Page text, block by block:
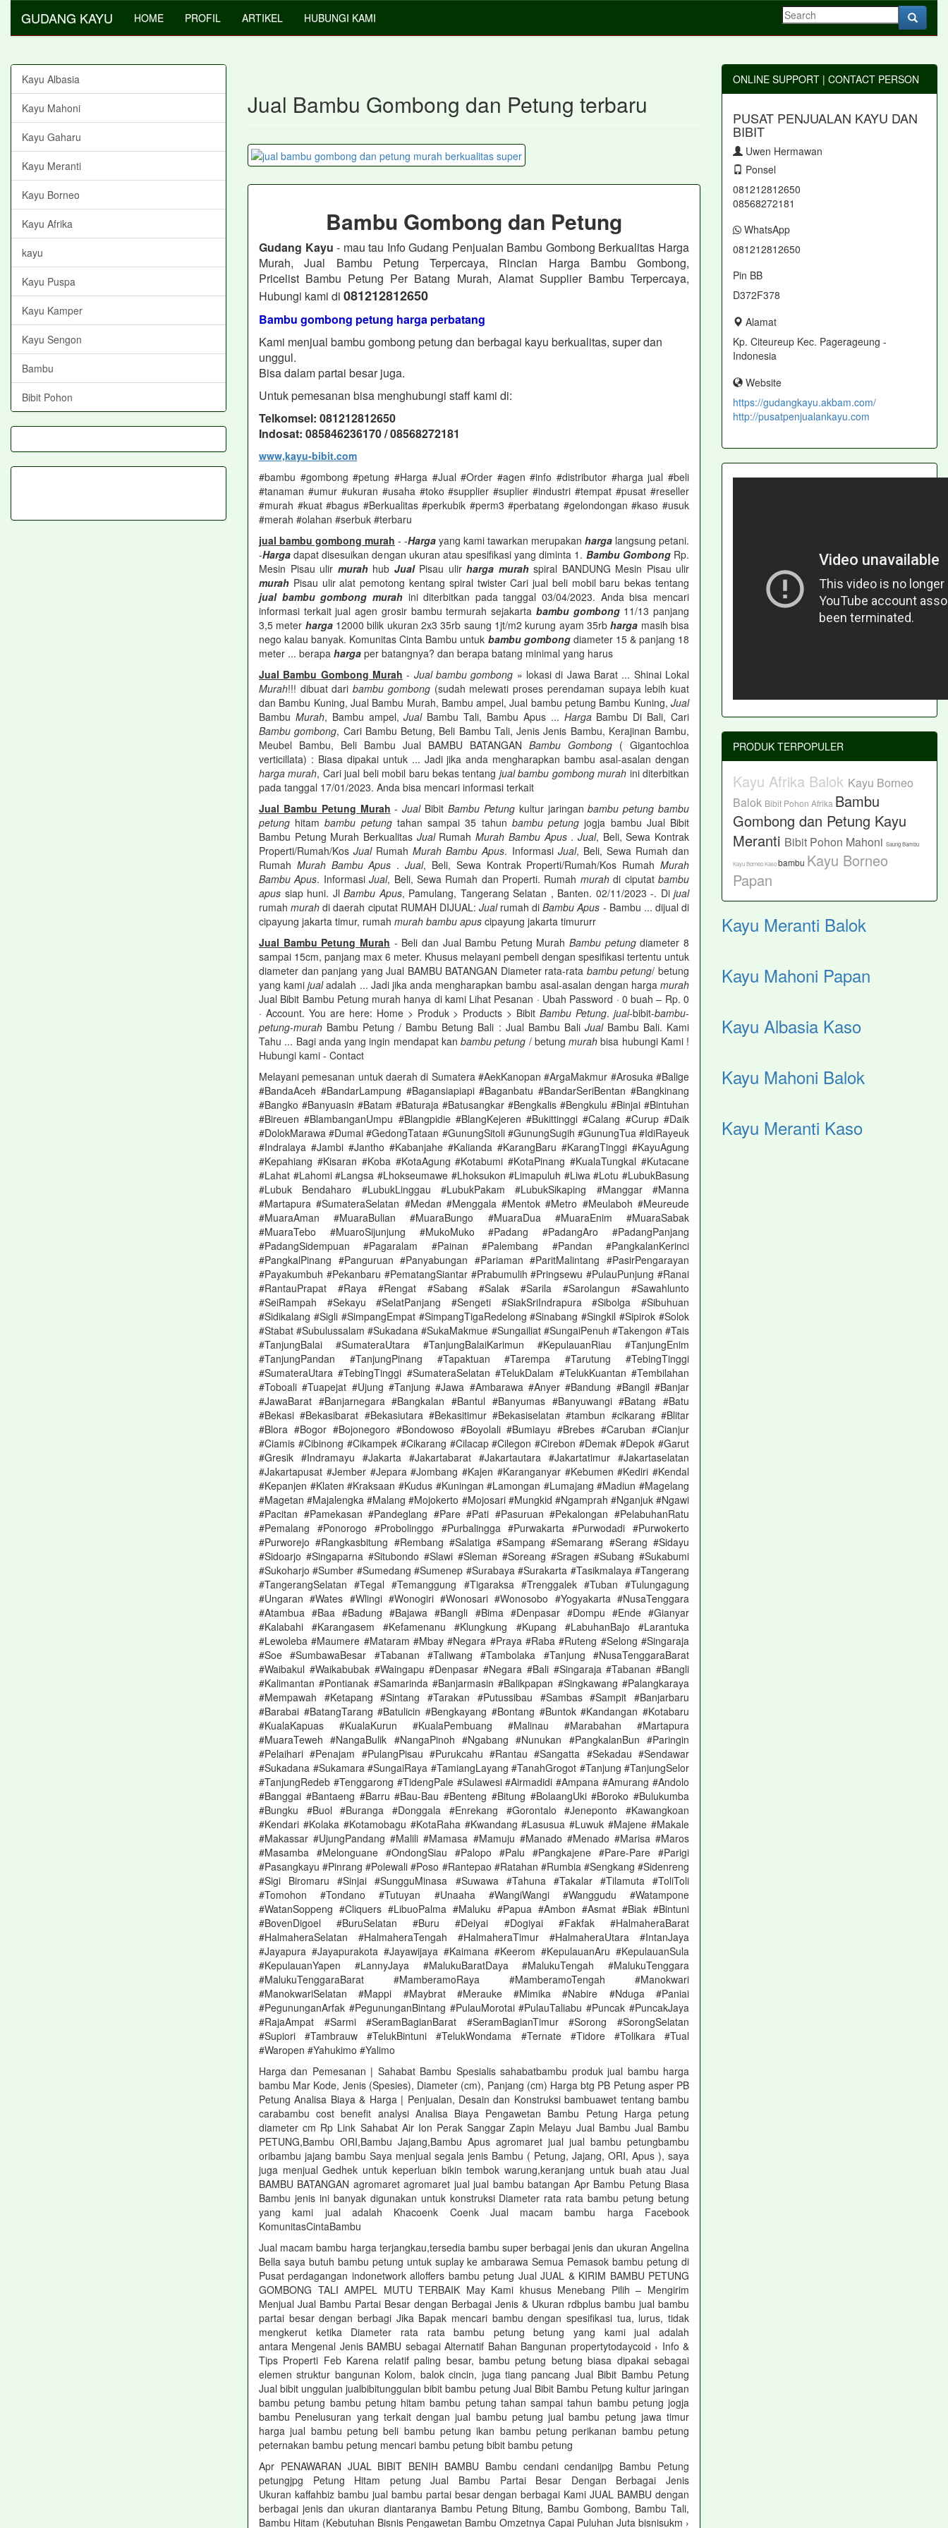
GUDANG KAYU HOME PROFIL ARTIKEL HUBUNGI KAMI
Jual Bambu Gombong dan Petung terbaru
Bambu Gombong dan Petung
Gudang Kayu - mau tau Info Gudang Penjualan Bambu Gombong Berkualitas Harga
Murah, Jual Bambu Petung Terpercaya, Rincian Harga Bambu Gombong,
Pricelist Bambu Petung Per Batang Murah, Alamat Supplier Bambu Terpercaya,
Hubungi kami di 081212812650
Bambu gombong petung harga perbatang
Kami menjual bambu gombong petung dan berbagai kayu berkualitas, super dan
unggul.
Bisa dalam partai besar juga.
Untuk pemesanan bisa menghubungi staff kami di:
Telkomsel: 081212812650
Indosat: 085846236170 / 08568272181
www,kayu-bibit.com
#bambu #gombong #petung #Harga #Jual #Order #agen #info #distributor #harga jual #beli
#tanaman #umur #ukuran #usaha #toko #supplier #suplier #industri #tempat #pusat #reseller
#murah #kuat #bagus #Berkualitas #perkubik #perm3 #perbatang #gelondongan #kaso #usuk
#merah #olahan #serbuk #terbaru
jual bambu gombong murah - -Harga yang kami tawarkan merupakan harga langsung petani.
-Harga dapat disesuikan dengan ukuran atau spesifikasi yang diminta 1. Bambu GombongRp.
Mesin Pisau ulir murahhub JualPisau ulir harga murahspiral BANDUNG Mesin Pisau ulir
murah Pisau ulir alat pemotong kentang spiral twister Cari jual beli mobil baru bekas tentang
jual bambu gombong murahini diterbitkan pada tanggal 03/04/2023. Anda bisa mencari
informasi terkait jual agen grosir bambu termurah sejakarta bambu gombong11/13 panjang
3,5 meter harga12000 bilik ukuran 2x3 35rb saung 1jt/m2 kurung ayam 35rbharga masih bisa
nego kalau banyak. Komunitas Cinta Bambu untuk bambu gombongdiameter 15 & panjang 18
meter ... berapa harga per batangnya? dan berapa batang minimal yang harus
Jual Bambu Gombong Murah - Jual bambu gombong » lokasi di Jawa Barat ... Shinai Lokal
Murah!!! dibuat daribambu gombong(sudah melewati proses perendaman supaya lebih kuat
dan Bambu Kuning, Jual Bambu Murah, Bambu ampel, Jual bambu petung Bambu Kuning, Jual
Bambu Murah, Bambu ampel,JualBambu Tali, Bambu Apus ... HargaBambu Di Bali, Cari
Bambu gombong, Cari Bambu Betung, Beli Bambu Tali, Jenis Jenis Bambu, Kerajinan Bambu,
Meubel Bambu, Beli Bambu Jual BAMBU BATANGAN Bambu Gombong ( Gigantochloa
verticillata) : Biasa dipakai untuk ... Jadi jika anda mengharapkan bambu asal-asalan dengan
harga murah, Cari jual beli mobil baru bekas tentang jual bambu gombong murah ini diterbitkan
pada tanggal 17/01/2023. Anda bisa mencari informasi terkait
Jual Bambu Petung Murah -JualBibit Bambu Petungkultur jaringanbambu petung bambu
petung hitambambu petungtahan sampai 35 tahun bambu petung jogja bambu Jual Bibit
Bambu Petung Murah Berkualitas JualRumahMurah Bambu Apus. Jual, Beli, Sewa Kontrak
Properti/Rumah/KosJualRumahMurah Bambu Apus. Informasi Jual, Beli, Sewa Rumah dan
Rumah Murah Bambu Apus .Jual, Beli, Sewa Kontrak Properti/Rumah/Kos RumahMurah
Bambu Apus. InformasiJual, Beli, Sewa Rumah dan Properti. Rumah murahdi ciputatbambu
apus siap huni. Jl Bambu Apus, Pamulang, Tangerang Selatan , Banten. 02/11/2023 -. Di jual
rumahmurah di daerah ciputat RUMAH DIJUAL: Jualrumah diBambu Apus - Bambu ... dijual di
cipayung jakarta timur, rumah murah bambu apus cipayung jakarta timururr
Jual Bambu Petung Murah - Beli dan Jual Bambu Petung MurahBambu petungdiameter 8
sampai 15cm, panjang max 6 meter. Khusus melayani pembeli dengan spesifikasi tertentu untuk
diameter dan panjang yang Jual BAMBU BATANGAN Diameter rata-rata bambu petung/ betung
yang kamijualadalah ... Jadi jika anda mengharapkan bambu asal-asalan dengan hargamurah
Jual Bibit Bambu Petung murah hanya di kami Lihat Pesanan · Ubah Password · 0 buah – Rp. 0
· Account. You are here: Home > Produk > Products > BibitBambu Petung.jual-bibit-bambu-
petung-murah Bambu Petung / Bambu Betung Bali : Jual Bambu Bali JualBambu Bali. Kami
Tahu ... Bagi anda yang ingin mendapat kan bambu petung / betung murah bisa hubungi Kami !
Hubungi kami - Contact
Melayani pemesanan untuk daerah di Sumatera #AekKanopan #ArgaMakmur #Arosuka #Balige
#BandaAceh #BandarLampung #Bagansiapiapi #Baganbatu #BandarSeriBentan #Bangkinang
#Bangko #Banyuasin #Batam #Baturaja #Batusangkar #Bengkalis #Bengkulu #Binjai #Bintuhan
#Bireuen #BlambanganUmpu #Blangpidie #BlangKejeren #Bukittinggi #Calang #Curup #Daik
#DolokMarawa #Dumai #GedongTataan #GunungSitoli #GunungSugih #GunungTua #IdiRayeuk
#Indralaya #Jambi #Jantho #Kabanjahe #Kalianda #KarangBaru #KarangTinggi #KayuAgung
#Kepahiang #Kisaran #Koba #KotaAgung #Kotabumi #KotaPinang #KualaTungkal #Kutacane
#Lahat #Lahomi #Langsa #Lhokseumawe #Lhoksukon #Limapuluh #Liwa #Lotu #LubukBasung
#Lubuk Bendaharo #LubukLinggau #LubukPakam #LubukSikaping #Manggar #Manna
#Martapura #SumateraSelatan #Medan #Menggala #Mentok #Metro #Meulaboh #Meureude
#MuaraAman #MuaraBulian #MuaraBungo #MuaraDua #MuaraEnim #MuaraSabak
#MuaraTebo #MuaroSijunjung #MukoMuko #Padang #PadangAro #PadangPanjang
#PadangSidempuan #Pagaralam #Painan #Palembang #Pandan #PangkalanKerinci
#PangkalPinang #Panguruan #Panyabungan #Pariaman #ParitMalintang #PasirPengarayan
#Payakumbuh #Pekanbaru #PematangSiantar #Prabumulih #Pringsewu #PulauPunjung #Ranai
#RantauPrapat #Raya #Rengat #Sabang #Salak #Sarila #Sarolangun #Sawahlunto
#SeiRampah #Sekayu #SelatPanjang #Sengeti #SiakSriIndrapura #Sibolga #Sibuhuan
#Sidikalang #Sigli #SimpangEmpat #SimpangTigaRedelong #Sinabang #Singkil #Sipirok #Solok
#Stabat #Subulussalam #Sukadana #SukaMakmue #Sungailiat #SungaiPenuh #Takengon #Tais
#TanjungBalai #SumateraUtara #TanjungBalaiKarimun #KepulauanRiau #TanjungEnim
#TanjungPandan #TanjungPinang #Tapaktuan #Tarempa #Tarutung #TebingTinggi
#SumateraUtara #TebingTinggi #SumateraSelatan #TelukDalam #TelukKuantan #Tembilahan
#Toboali #Tuapejat #Ujung #Tanjung #Jawa #Ambarawa #Anyer #Bandung #Bangil #Banjar
#JawaBarat #Banjarnegara #Bangkalan #Bantul #Banyumas #Banyuwangi #Batang #Batu
#Bekasi #Bekasibarat #Bekasiutara #Bekasitimur #Bekasiselatan #tambun #cikarang #Blitar
#Blora #Bogor #Bojonegoro #Bondowoso #Boyolali #Bumiayu #Brebes #Caruban #Cianjur
#Ciamis #Cibinong #Cikampek #Cikarang #Cilacap #Cilegon #Cirebon #Demak #Depok #Garut
#Gresik #Indramayu #Jakarta #Jakartabarat #Jakartautara #Jakartatimur #Jakartaselatan
#Jakartapusat #Jember #Jepara #Jombang #Kajen #Karanganyar #Kebumen #Kediri #Kendal
#Kepanjen #Klaten #Kraksaan #Kudus #Kuningan #Lamongan #Lumajang #Madiun #Magelang
#Magetan #Majalengka #Malang #Mojokerto #Mojosari #Mungkid #Ngamprah #Nganjuk #Ngawi
#Pacitan #Pamekasan #Pandeglang #Pare #Pati #Pasuruan #Pekalongan #PelabuhanRatu
#Pemalang #Ponorogo #Probolinggo #Purbalingga #Purwakarta #Purwodadi #Purwokerto
#Purworejo #Rangkasbitung #Rembang #Salatiga #Sampang #Semarang #Serang #Sidayu
#Sidoarjo #Singaparna #Situbondo #Slawi #Sleman #Soreang #Sragen #Subang #Sukabumi
#Sukoharjo #Sumber #Sumedang #Sumenep #Surabaya #Surakarta #Tasikmalaya #Tangerang
#TangerangSelatan #Tegal #Temanggung #Tigaraksa #Trenggalek #Tuban #Tulungagung
#Ungaran #Wates #Wlingi #Wonogiri #Wonosari #Wonosobo #Yogyakarta #NusaTenggara
#Atambua #Baa #Badung #Bajawa #Bangli #Bima #Denpasar #Dompu #Ende #Gianyar
#Kalabahi #Karangasem #Kefamenanu #Klungkung #Kupang #LabuhanBajo #Larantuka
#Lewoleba #Maumere #Mataram #Mbay #Negara #Praya #Raba #Ruteng #Selong #Singaraja
#Soe #SumbawaBesar #Tabanan #Taliwang #Tambolaka #Tanjung #NusaTenggaraBarat
#Waibakul #Waikabubak #Waingapu #Denpasar #Negara #Bali #Singaraja #Tabanan #Bangli
#Kalimantan #Pontianak #Samarinda #Banjarmasin #Balikpapan #Singkawang #Palangkaraya
#Mempawah #Ketapang #Sintang #Tarakan #Putussibau #Sambas #Sampit #Banjarbaru
#Barabai #BatangTarang #Batulicin #Bengkayang #Bontang #Buntok #Kandangan #Kotabaru
#KualaKapuas #KualaKurun #KualaPembuang #Malinau #Marabahan #Martapura
#MuaraTeweh #NangaBulik #NangaPinoh #Ngabang #Nunukan #PangkalanBun #Paringin
#Pelaihari #Penajam #PulangPisau #Purukcahu #Rantau #Sangatta #Sekadau #Sendawar
#Sukadana #Sukamara #SungaiRaya #TamiangLayang #TanahGrogot #Tanjung #TanjungSelor
#TanjungRedeb #Tenggarong #TidengPale #Sulawesi #Airmadidi #Ampana #Amurang #Andolo
#Banggai #Bantaeng #Barru #Bau-Bau #Benteng #Bitung #BolaangUki #Boroko #Bulukumba
#Bungku #Buol #Buranga #Donggala #Enrekang #Gorontalo #Jeneponto #Kawangkoan
#Kendari #Kolaka #Kotamobagu #KotaRaha #Kwandang #Lasusua #Luwuk #Majene #Makale
#Makassar #UjungPandang #Malili #Mamasa #Mamuju #Manado #Menado #Marisa #Maros
#Masamba #Melonguane #OndongSiau #Palopo #Palu #Pangkajene #Pare-Pare #Parigi
#Pasangkayu #Pinrang #Polewali #Poso #Rantepao #Ratahan #Rumbia #Sengkang #Sidenreng
#Sigi Biromaru #Sinjai #SungguMinasa #Suwawa #Tahuna #Takalar #Tilamuta #ToliToli
#Tomohon #Tondano #Tutuyan #Unaaha #WangiWangi #Wanggudu #Watampone
#WatanSoppeng #Cliquers #LibuoPalma #Maluku #Papua #Ambon #Asmat #Biak #Bintuni
#BovenDigoel #BuruSelatan #Buru #Deiyai #Dogiyai #Fakfak #HalmaheraBarat
#HalmaheraSelatan #HalmaheraTengah #HalmaheraTimur #HalmaheraUtara #IntanJaya
#Jayapura #Jayapurakota #Jayawijaya #Kaimana #Keerom #KepulauanAru #KepulauanSula
#KepulauanYapen #LannyJaya #MalukuBaratDaya #MalukuTengah #MalukuTenggara
#MalukuTenggaraBarat #MamberamoRaya #MamberamoTengah #Manokwari
#ManokwariSelatan #Mappi #Maybrat #Merauke #Mimika #Nabire #Nduga #Paniai
#PegununganArfak #PegununganBintang #PulauMorotai #PulauTaliabu #Puncak #PuncakJaya
#RajaAmpat #Sarmi #SeramBagianBarat #SeramBagianTimur #Sorong #SorongSelatan
#Supiori #Tambrauw #TelukBintuni #TelukWondama #Ternate #Tidore #Tolikara #Tual
#Waropen #Yahukimo #Yalimo
Harga dan Pemesanan | Sahabat Bambu Spesialis sahabatbambu produk jual bambu harga
bambu Mar Kode, Jenis (Spesies), Diameter (cm), Panjang (cm) Harga btg PB Petung asper PB
Petung Analisa Biaya & Harga | Penjualan, Desain dan Konstruksi bambuawet tentang bambu
carabambu cost benefit analysi Analisa Biaya Pengawetan Bambu Petung Harga petung
diameter cm Rp Link Sahabat Air Ion Perak Sanggar Zapin Melayu Jual Bambu Jual Bambu
PETUNG,Bambu ORI,Bambu Jajang,Bambu Apus agromaret jual jual bambu petungbambu
oribambu jajang bambu Saya menjual segala jenis Bambu ( Petung, Jajang, ORI, Apus ), saya
juga menjual Gedhek untuk keperluan bikin tembok warung,keranjang untuk buah atau Jual
BAMBU BATANGAN agromaret agromaret jual jual bambu batangan Apr Bambu Petung Biasa
Bambu jenis ini banyak digunakan untuk konstruksi Diameter rata rata bambu petung betung
yang kami jual adalah Khacoenk Coenk Jual macam bambu harga Facebook
KomunitasCintaBambu
Jual macam bambu harga terjangkau,tersedia bambu super berbagai jenis dan ukuran Angelina
Bella saya butuh bambu petung untuk suplay ke ambarawa Semua Pemasok bambu petung di
Pusat perdagangan indonetwork alloffers bambu petung Jual JUAL & KIRIM BAMBU PETUNG
GOMBONG TALI AMPEL MUTU TERBAIK May Kami khusus Menebang Pilih – Mengirim
Menjual Jual Bambu Partai Besar dengan Berbagai Jenis & Ukuran rdbplus bambu jual bambu
partai besar dengan berbagi Jika Bapak mencari bambu dengan spesifikasi tua, lurus, tidak
mengkerut ketika Diameter rata rata bambu petung betung yang kami jual adalah
antara Mengenal Jenis BAMBU sebagai Alternatif Bahan Bangunan propertytodaycoid › Info &
Tips Properti Feb Karena relatif paling besar, bambu petung betung biasa dipakai sebagai
elemen struktur bangunan Kolom, balok cincin, juga tiang pancang Jual Bibit Bambu Petung
Jual bibit unggulan jualbibitunggulan bibit bambu petung Jual Bibit Bambu Petung kultur jaringan
bambu petung bambu petung hitam bambu petung tahan sampai tahun bambu petung jogja
bambu Penelusuran yang terkait dengan jual bambu petung jual bambu petung jawa timur
harga jual bambu petung beli bambu petung ikan bambu petung perikanan bambu petung
peternakan bambu petung mencari bambu petung bibit bambu petung
Apr PENAWARAN JUAL BIBIT BENIH BAMBU Bambu cendani cendanijpg Bambu Petung
petungjpg Petung Hitam petung Jual Bambu Partai Besar Dengan Berbagai Jenis
Ukuran kaffahbiz bambu jual bambu partai besar dengan berbagai Kami JUAL BAMBU dengan
berbagai jenis dan ukuran diantaranya Bambu Petung Bitung, Bambu Gombong, Bambu Tali,
Bambu Hitam (Kebutuhan Bisnis Pengawetan Bambu Omzetnya Capai Puluhan Juta bisnisukm ›
Kayu Albasia
Kayu Mahoni
Kayu Gaharu
Kayu Meranti
Kayu Borneo
Kayu Afrika
kayu
Kayu Puspa
Kayu Kamper
Kayu Sengon
Bambu
Bibit Pohon
ONLINE SUPPORT | CONTACT PERSON
PUSAT PENJUALAN KAYU DAN
BIBIT
Uwen Hermawan
Ponsel
081212812650
08568272181
WhatsApp
081212812650
Pin BB
D372F378
Alamat
Kp. Citeureup Kec. Pagerageung -
Indonesia
Website
https://gudangkayu.akbam.com/
http://pusatpenjualankayu.com
PRODUK TERPOPULER
Kayu Afrika Balok Kayu Borneo
Balok Bibit Pohon Afrika Bambu
Gombong dan Petung Kayu
Meranti Bibit Pohon Mahoni Saung Bambu
Kayu Borneo Kasobambu Kayu Borneo
Papan
Kayu Meranti Balok
Kayu Mahoni Papan
Kayu Albasia Kaso
Kayu Mahoni Balok
Kayu Meranti Kaso